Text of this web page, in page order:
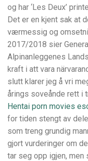
og har ‘Les Deux’
Det er en kjent sak at
værmessig og
2017/2018 sier
Alpinanleggenes
kraft i att vara
slutt klarer jeg å vri
årings soveånde rett i
Hentai porn movies
for tiden stengt av
som treng grundig
gjort vurderinger om
tar seg opp igjen, men